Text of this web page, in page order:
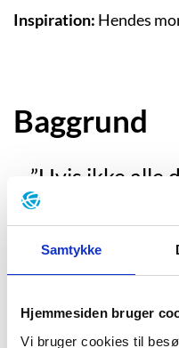
Samtykke
Hjemmesiden bruger
Vi bruger cookies til
Inspiration: Hendes
Baggrund
”Hvis ikke alle
hjulpet mig,
have været
hver dag til et
og var mor til